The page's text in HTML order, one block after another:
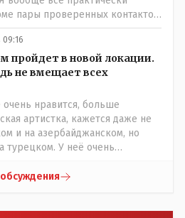
взаимоотношений власти и
аналитик и
пары проверенных контактов.
не мошенники. Я
того, кто мне звонил,
и обоим сказал: ещё
какая причина, и я
Остальные входящие
для меня любой входящий -
обратное - Zero trust. Все
номера.Всё
увы любопытство ещё
давно всё объяснил жене, но
Кто звонил? От кого
09:16
пройдет в новой локации.
не вмещает всех
очень нравится, больше
артистка, кажется даже не
и на азербайджанском, но
турецком. У неё очень